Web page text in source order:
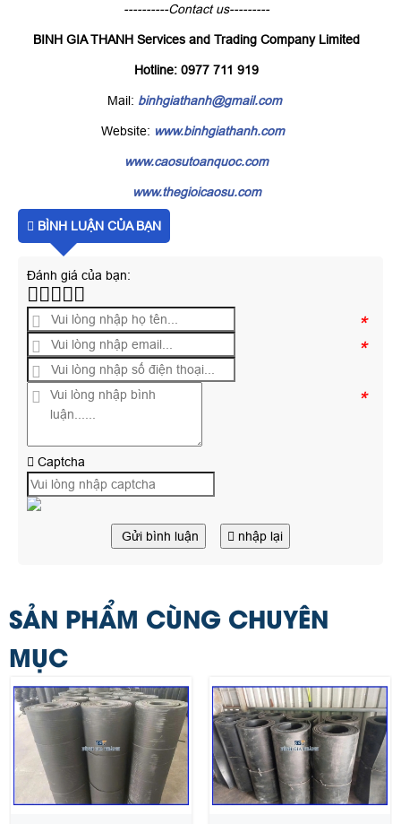
----------Contact us---------
BINH GIA THANH Services and Trading Company Limited
Hotline: 0977 711 919
Mail: binhgiathanh@gmail.com
Website: www.binhgiathanh.com
www.caosutoanquoc.com
www.thegioicaosu.com
BÌNH LUẬN CỦA BẠN
Đánh giá của bạn:
*
*
*
Captcha
Gửi bình luận nhập lại
SẢN PHẨM CÙNG CHUYÊN
MỤC